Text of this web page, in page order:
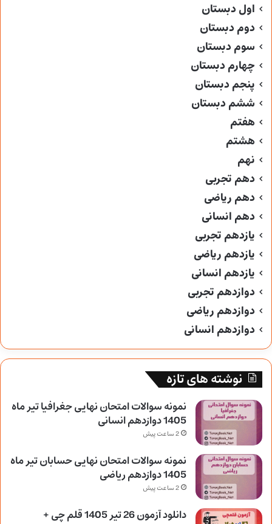
اول دبستان
دوم دبستان
سوم دبستان
چهارم دبستان
پنجم دبستان
ششم دبستان
هفتم
هشتم
نهم
دهم تجربی
دهم ریاضی
دهم انسانی
یازدهم تجربی
یازدهم ریاضی
یازدهم انسانی
دوازدهم تجربی
دوازدهم ریاضی
دوازدهم انسانی
نوشته های تازه
نمونه سوالات امتحان نهایی جغرافیا تیر ماه
1405 دوازدهم انسانی
2 ساعت پیش
نمونه سوالات امتحان نهایی حسابان تیر ماه
1405 دوازدهم ریاضی
2 ساعت پیش
دانلود آزمون 26 تیر 1405 قلم چی +